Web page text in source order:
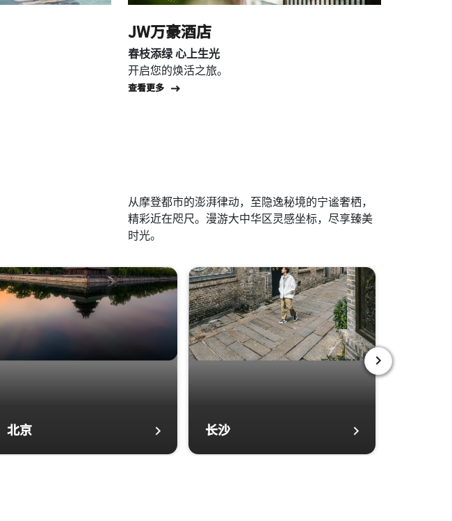
JW万豪酒店
春枝添绿 心上生光
开启您的焕活之旅。
查看更多Open in New Tab
从摩登都市的澎湃律动，至隐逸秘境的宁谧奢栖，
精彩近在咫尺。漫游大中华区灵感坐标，尽享臻美
时光。
北京 长沙
下一页